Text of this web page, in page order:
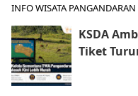
INFO WISATA PANGANDARAN
KSDA
Tiket